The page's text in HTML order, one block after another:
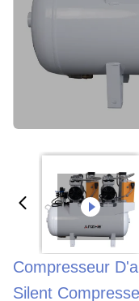
Compresseur
Silent